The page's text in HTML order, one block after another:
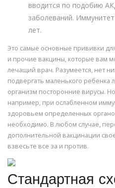
вводится по подобию
заболеваний.
лет.
Это самые основные прививки
и прочие вакцины, которые вам
лечащий врач. Разумеется, нет
подвергать маленького ребенка
организм посторонние вирусы.
например, при ослабленном
здоровьем определенных
необходимо. В любом случае,
дополнительной вакцинации
взвесьте все за и против.
Стандартная